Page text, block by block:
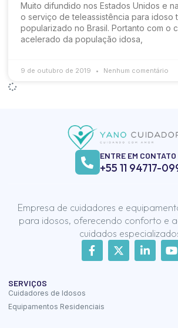
Muito difundido nos Estados Unidos e
o serviço de teleassistência para idoso
popularizado no Brasil. Portanto com o
acelerado da população idosa,
9 de outubro de 2019 Nenhum comentário
ENTRE EM CONTATO
+55 11 94717-
Empresa de cuidadores e
para idosos, oferecendo conforto e
cuidados
SERVIÇOS
Cuidadores de Idosos
Equipamentos Residenciais